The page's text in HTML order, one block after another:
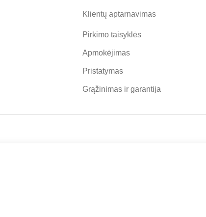
Klientų aptarnavimas
Pirkimo taisyklės
Apmokėjimas
Pristatymas
Grąžinimas ir garantija